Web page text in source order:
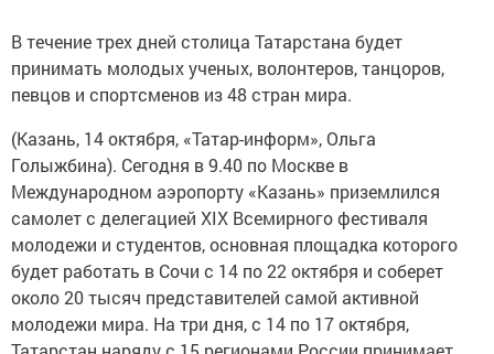
В течение трех дней столица Татарстана будет
принимать молодых ученых, волонтеров, танцоров,
певцов и спортсменов из 48 стран мира.
(Казань, 14 октября, «Татар-информ», Ольга
Голыжбина). Сегодня в 9.40 по Москве в
Международном аэропорту «Казань» приземлился
самолет с делегацией XIX Всемирного фестиваля
молодежи и студентов, основная площадка которого
будет работать в Сочи с 14 по 22 октября и соберет
около 20 тысяч представителей самой активной
молодежи мира. На три дня, с 14 по 17 октября,